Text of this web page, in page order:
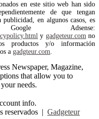
en este sitio web han sido
de que tengan
en algunos casos, es
Adsense:
y gadgeteur.comno
productos y/o información
a gadgteur.com.
Newspaper, Magazine,
that allow you to
needs.
info.
reservados | Gadgeteur